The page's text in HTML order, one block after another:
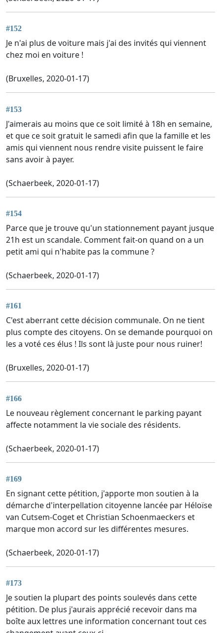
#152
Je n'ai plus de voiture mais j'ai des invités qui viennent
chez moi en voiture !
(Bruxelles, 2020-01-17)
#153
J'aimerais au moins que ce soit limité à 18h en semaine,
et que ce soit gratuit le samedi afin que la famille et les
amis qui viennent nous rendre visite puissent le faire
sans avoir à payer.
(Schaerbeek, 2020-01-17)
#154
Parce que je trouve qu'un stationnement payant jusque
21h est un scandale. Comment fait-on quand on a un
petit ami qui n'habite pas la commune ?
(Schaerbeek, 2020-01-17)
#161
C'est aberrant cette décision communale. On ne tient
plus compte des citoyens. On se demande pourquoi on
les a voté ces élus ! Ils sont là juste pour nous ruiner!
(Bruxelles, 2020-01-17)
#166
Le nouveau règlement concernant le parking payant
affecte notamment la vie sociale des résidents.
(Schaerbeek, 2020-01-17)
#169
En signant cette pétition, j'apporte mon soutien à la
démarche d'interpellation citoyenne lancée par Héloïse
van Cutsem-Coget et Christian Schoenmaeckers et
marque mon accord sur les différentes mesures.
(Schaerbeek, 2020-01-17)
#173
Je soutien la plupart des points soulevés dans cette
pétition. De plus j'aurais apprécié recevoir dans ma
boîte aux lettres une information concernant tout ces